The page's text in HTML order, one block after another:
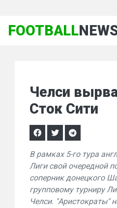
FOOTBALL
Челси
Сток Сити
В рамках 5-го тура
Лиги свой очередной
соперник донецкого
групповому турниру
Челси. "Аристократы"